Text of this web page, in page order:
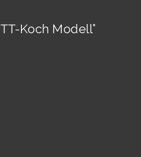
TT-Koch Modell°